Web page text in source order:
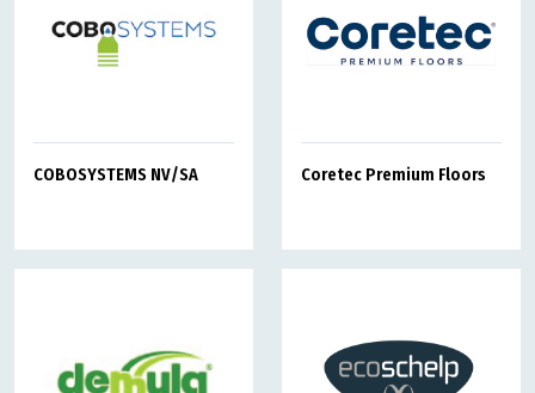
COBOSYSTEMS NV/SA Coretec Premium Floors